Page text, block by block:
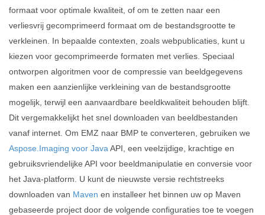
formaat voor optimale kwaliteit, of om te zetten naar een
verliesvrij gecomprimeerd formaat om de bestandsgrootte te
verkleinen. In bepaalde contexten, zoals webpublicaties, kunt u
kiezen voor gecomprimeerde formaten met verlies. Speciaal
ontworpen algoritmen voor de compressie van beeldgegevens
maken een aanzienlijke verkleining van de bestandsgrootte
mogelijk, terwijl een aanvaardbare beeldkwaliteit behouden blijft.
Dit vergemakkelijkt het snel downloaden van beeldbestanden
vanaf internet. Om EMZ naar BMP te converteren, gebruiken we
Aspose.Imaging voor Java API, een veelzijdige, krachtige en
gebruiksvriendelijke API voor beeldmanipulatie en conversie voor
het Java-platform. U kunt de nieuwste versie rechtstreeks
downloaden van Maven en installeer het binnen uw op Maven
gebaseerde project door de volgende configuraties toe te voegen